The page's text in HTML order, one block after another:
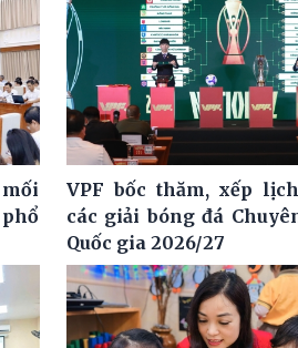
mối
VPF bốc thăm, xếp
các giải bóng đá
Quốc gia 2026/27